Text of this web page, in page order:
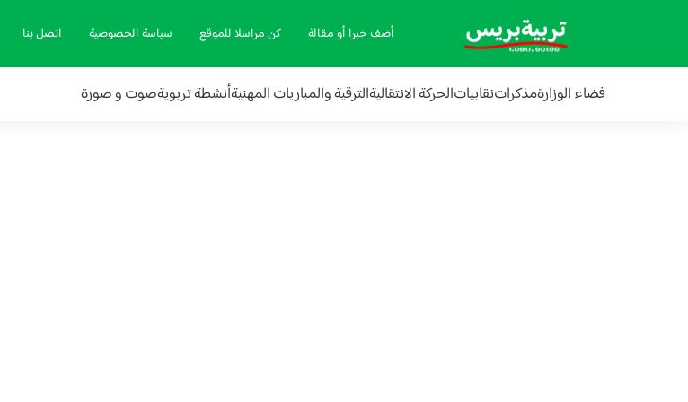
أضف خبرا أو مقالة كن مراسلا للموقع سياسة الخصوصية اتصل بنا
فضاء الوزارةمذكراتنقابياتالحركة الانتقاليةالترقية والمباريات المهنيةأنشطة تربويةصوت و صورة